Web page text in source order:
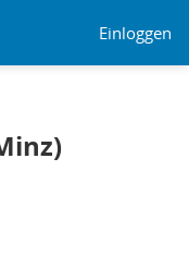
Einloggen